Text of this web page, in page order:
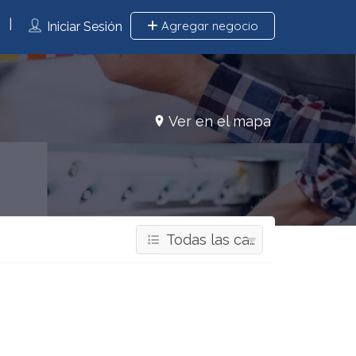
Iniciar Sesión Agregar negocio
Ver en el mapa
Todas las categorías